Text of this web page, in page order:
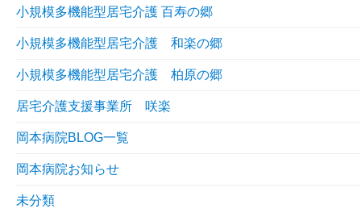
小規模多機能型居宅介護 百寿の郷
小規模多機能型居宅介護 和楽の郷
小規模多機能型居宅介護 柏原の郷
居宅介護支援事業所 咲楽
岡本病院BLOG一覧
岡本病院お知らせ
未分類